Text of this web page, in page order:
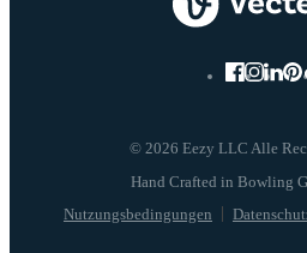
© 2026 Eezy LLC Alle
Nutzungsbedingungen